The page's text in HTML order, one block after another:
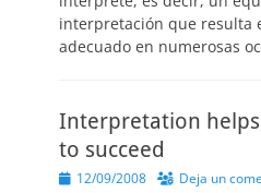
interpretación que resulta
adecuado en numerosas
Interpretation
to succeed
Publicado
12/09/2008 Deja un